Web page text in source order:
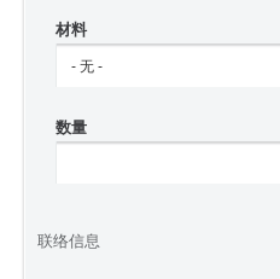
材料
数量
联络信息